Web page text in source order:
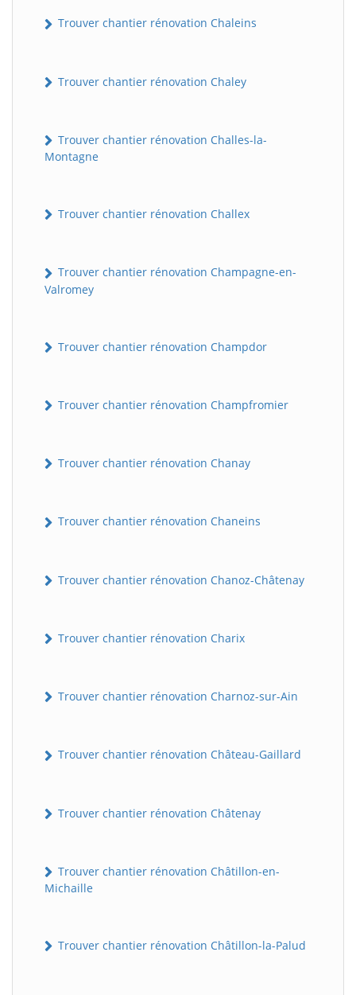
Trouver chantier rénovation Chaleins
Trouver chantier rénovation Chaley
Trouver chantier rénovation Challes-la-
Montagne
Trouver chantier rénovation Challex
Trouver chantier rénovation Champagne-en-
Valromey
Trouver chantier rénovation Champdor
Trouver chantier rénovation Champfromier
Trouver chantier rénovation Chanay
Trouver chantier rénovation Chaneins
Trouver chantier rénovation Chanoz-Châtenay
Trouver chantier rénovation Charix
Trouver chantier rénovation Charnoz-sur-Ain
Trouver chantier rénovation Château-Gaillard
Trouver chantier rénovation Châtenay
Trouver chantier rénovation Châtillon-en-
Michaille
Trouver chantier rénovation Châtillon-la-Palud